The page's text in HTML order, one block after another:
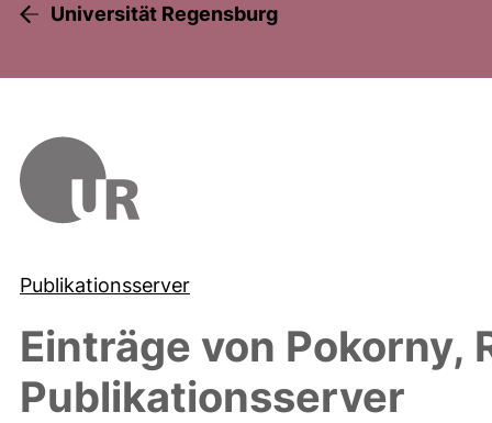
Universität Regensburg
Publikationsserver
Einträge von Pokorny,
Publikationsserver